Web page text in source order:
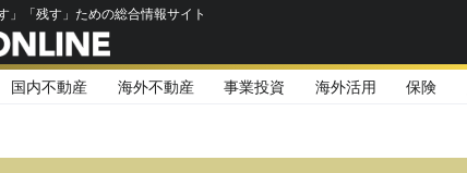
」「残す」ための総合情報サイト
国内不動産 海外不動産 事業投資 海外活用 保険